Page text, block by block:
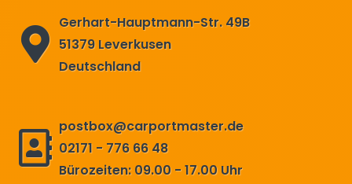
Gerhart-Hauptmann-Str. 49B
51379 Leverkusen
Deutschland
postbox@carportmaster.de
02171 - 776 66 48
Bürozeiten: 09.00 - 17.00 Uhr